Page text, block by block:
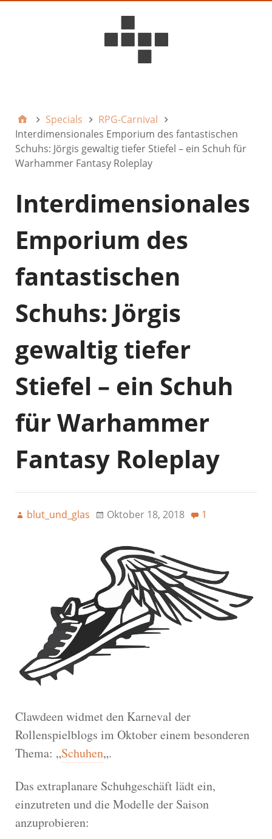
Specials
RPG-Carnival
Interdimensionales Emporium des fantastischen
Schuhs: Jörgis gewaltig tiefer Stiefel – ein Schuh für
Warhammer Fantasy Roleplay
Interdimensionales
Emporium des
fantastischen
Schuhs: Jörgis
gewaltig tiefer
Stiefel – ein Schuh
für Warhammer
Fantasy Roleplay
blut_und_glas Oktober 18, 2018 1
Clawdeen widmet den Karneval der
Rollenspielblogs im Oktober einem besonderen
Thema: „Schuhen„.
Das extraplanare Schuhgeschäft lädt ein,
einzutreten und die Modelle der Saison
anzuprobieren: